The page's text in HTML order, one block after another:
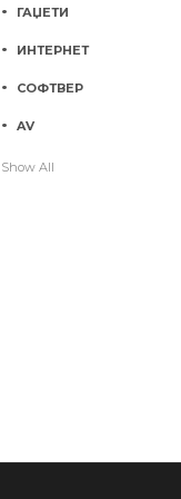
ГАЏЕТИ
ИНТЕРНЕТ
СОФТВЕР
AV
Show All